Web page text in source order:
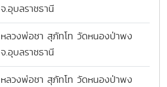
จ.อุบลราชธานี
หลวงพ่อชา สุภัทโท วัดหนองป่าพง
จ.อุบลราชธานี
หลวงพ่อชา สุภัทโท วัดหนองป่าพง